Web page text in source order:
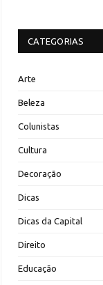
CATEGORIAS
Arte
Beleza
Colunistas
Cultura
Decoração
Dicas
Dicas da Capital
Direito
Educação